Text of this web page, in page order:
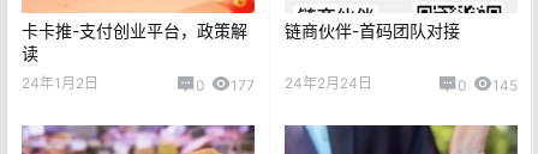
卡卡推-支付创业平台，政策解
读
24年1月2日 0 177
链商伙伴-首码团队对接
24年2月24日 0 145